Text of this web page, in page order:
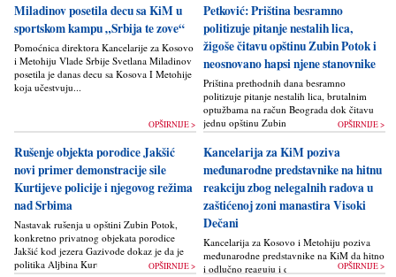
Miladinov posetila decu sa KiM u
sportskom kampu „Srbija te zove“
Pomoćnica direktora Kancelarije za Kosovo
i Metohiju Vlade Srbije Svetlana Miladinov
posetila je danas decu sa Kosova I Metohije
koja učestvuju...
OPŠIRNIJE >
Petković: Priština besramno
politizuje pitanje nestalih lica,
žigoše čitavu opštinu Zubin Potok i
neosnovano hapsi njene stanovnike
Priština prethodnih dana besramno
politizuje pitanje nestalih lica, brutalnim
optužbama na račun Beograda dok čitavu
jednu opštinu Zubin Potok žigoše...OPŠIRNIJE >
Rušenje objekta porodice Jakšić
novi primer demonstracije sile
Kurtijeve policije i njegovog režima
nad Srbima
Nastavak rušenja u opštini Zubin Potok,
konkretno privatnog objekata porodice
Jakšić kod jezera Gazivode dokaz je da je
politika Alјbina Kurtija...
OPŠIRNIJE >
Kancelarija za KiM poziva
međunarodne predstavnike na hitnu
reakciju zbog nelegalnih radova u
zaštićenoj zoni manastira Visoki
Dečani
Kancelarija za Kosovo i Metohiju poziva
međunarodne predstavnike na KiM da hitno
i odlučno reaguju i da bez odlaganjaOPŠIRNIJE >